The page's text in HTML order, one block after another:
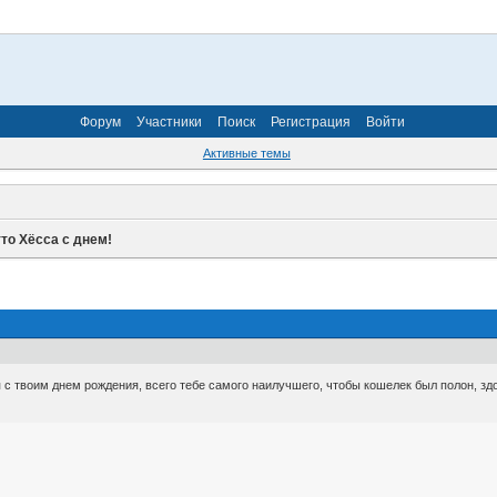
Форум Участники Поиск Регистрация Войти
Активные темы
Хёсса с днем!
твоим днем рождения, всего тебе самого наилучшего, чтобы кошелек был полон,